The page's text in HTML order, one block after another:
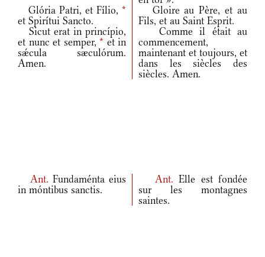
Glória Patri, et Fílio, *
et Spirítui Sancto.
Gloire au Père, et au
Fils, et au Saint Esprit.
Sicut erat in princípio,
et nunc et semper, * et in
sǽcula sæculórum.
Amen.
Comme il était au
commencement,
maintenant et toujours, et
dans les siècles des
siècles. Amen.
Ant. Fundaménta eius
in móntibus sanctis.
Ant.Elle est fondée
sur les montagnes
saintes.